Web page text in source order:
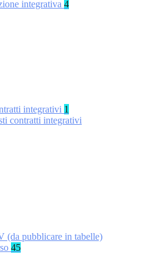
integrativa 4
integrativi 1
contratti integrativi
(da pubblicare in tabelle)
45